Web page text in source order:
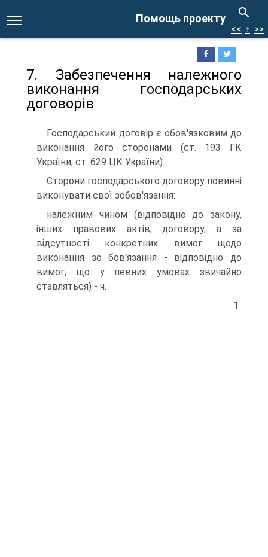
Помощь проекту
<< ↑ >>
7. Забезпечення належного
виконання господарських
договорів
Господарський договір є обов'язковим до
виконання його сторонами (ст. 193 ГК
України, ст. 629 ЦК України).
Сторони господарського договору повинні
виконувати свої зобов'язання:
належним чином (відповідно до закону,
інших правових актів, договору, а за
відсутності конкретних вимог щодо
виконання зо бов'язання - відповідно до
вимог, що у певних умовах звичайно
ставляться) - ч.
1